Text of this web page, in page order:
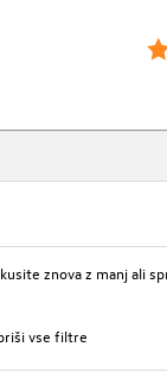
znova z manj ali
vse filtre